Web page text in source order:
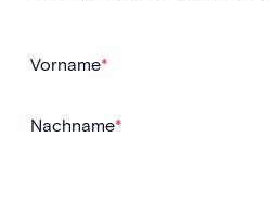
Vorname*
Nachname*